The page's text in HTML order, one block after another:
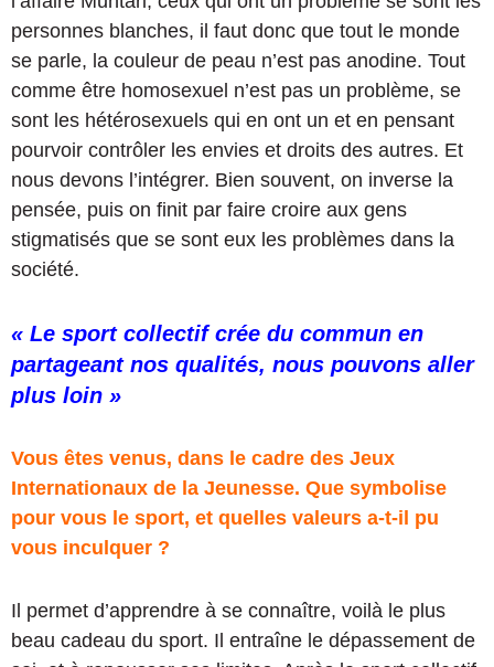
personnes blanches, il faut donc que tout le monde
se parle, la couleur de peau n’est pas anodine. Tout
comme être homosexuel n’est pas un problème, se
sont les hétérosexuels qui en ont un et en pensant
pourvoir contrôler les envies et droits des autres. Et
nous devons l’intégrer. Bien souvent, on inverse la
pensée, puis on finit par faire croire aux gens
stigmatisés que se sont eux les problèmes dans la
société.
« Le sport collectif crée du commun en
partageant nos qualités, nous pouvons aller
plus loin »
Vous êtes venus, dans le cadre des Jeux
Internationaux de la Jeunesse. Que symbolise
pour vous le sport, et quelles valeurs a-t-il pu
vous inculquer ?
Il permet d’apprendre à se connaître, voilà le plus
beau cadeau du sport. Il entraîne le dépassement de